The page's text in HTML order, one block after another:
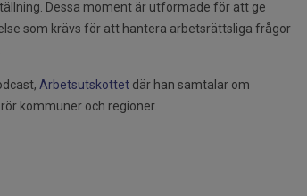
Dessa moment är utformade för att ge
som krävs för att hantera arbetsrättsliga frågor
Arbetsutskottet där han samtalar om
kommuner och regioner.